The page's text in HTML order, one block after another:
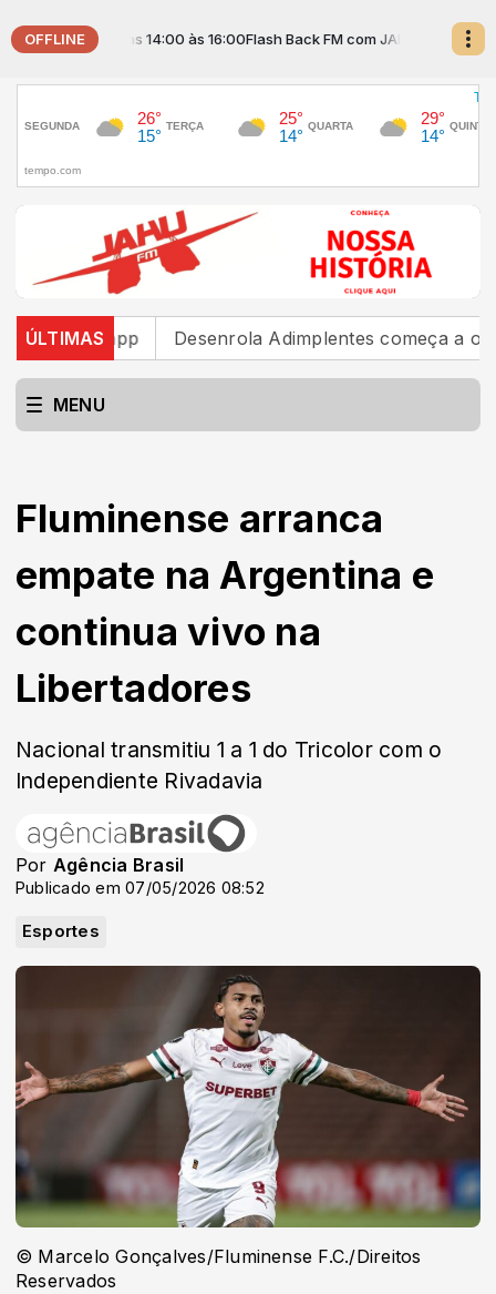
OFFLINE das 14:00 às 16:00Flash Back FM com JAHUZINHO das
ÚLTIMAS
Rapp Desenrola Adimplentes começa a operar
MENU
Fluminense arranca
empate na Argentina e
continua vivo na
Libertadores
Nacional transmitiu 1 a 1 do Tricolor com o
Independiente Rivadavia
Por Agência Brasil
Publicado em 07/05/2026 08:52
Esportes
© Marcelo Gonçalves/Fluminense F.C./Direitos
Reservados